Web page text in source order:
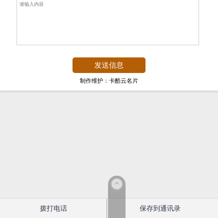
制作维护：卡酷云名片
拨打电话 保存到通讯录